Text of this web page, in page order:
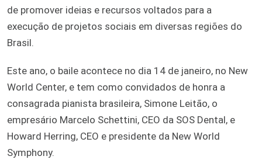
de promover ideias e recursos voltados para a
execução de projetos sociais em diversas regiões do
Brasil.
Este ano, o baile acontece no dia 14 de janeiro, no New
World Center, e tem como convidados de honra a
consagrada pianista brasileira, Simone Leitão, o
empresário Marcelo Schettini, CEO da SOS Dental, e
Howard Herring, CEO e presidente da New World
Symphony.